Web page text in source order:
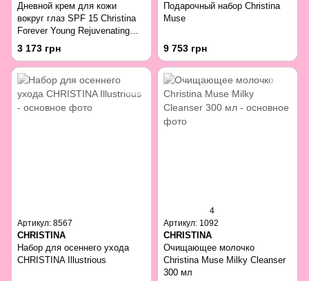
Дневной крем для кожи
вокруг глаз SPF 15 Christina
Forever Young Rejuvenating
Day Eye Cream SPF 15 30 мл
3 173 грн
Подарочный набор Christina
Muse
9 753 грн
Артикул: 8567
CHRISTINA
Набор для осеннего ухода
CHRISTINA Illustrious
4
Артикул: 1092
CHRISTINA
Очищающее молочко
Christina Muse Milky Cleanser
300 мл